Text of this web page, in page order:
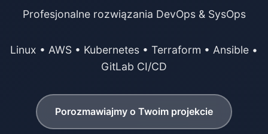
Profesjonalne rozwiązania DevOps & SysOps
Linux • AWS • Kubernetes • Terraform • Ansible •
GitLab CI/CD
Porozmawiajmy o Twoim projekcie